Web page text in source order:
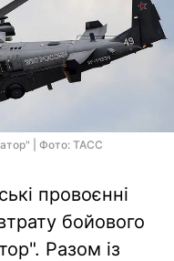
| Фото: ТАСС
провоєнні
бойового
Разом із